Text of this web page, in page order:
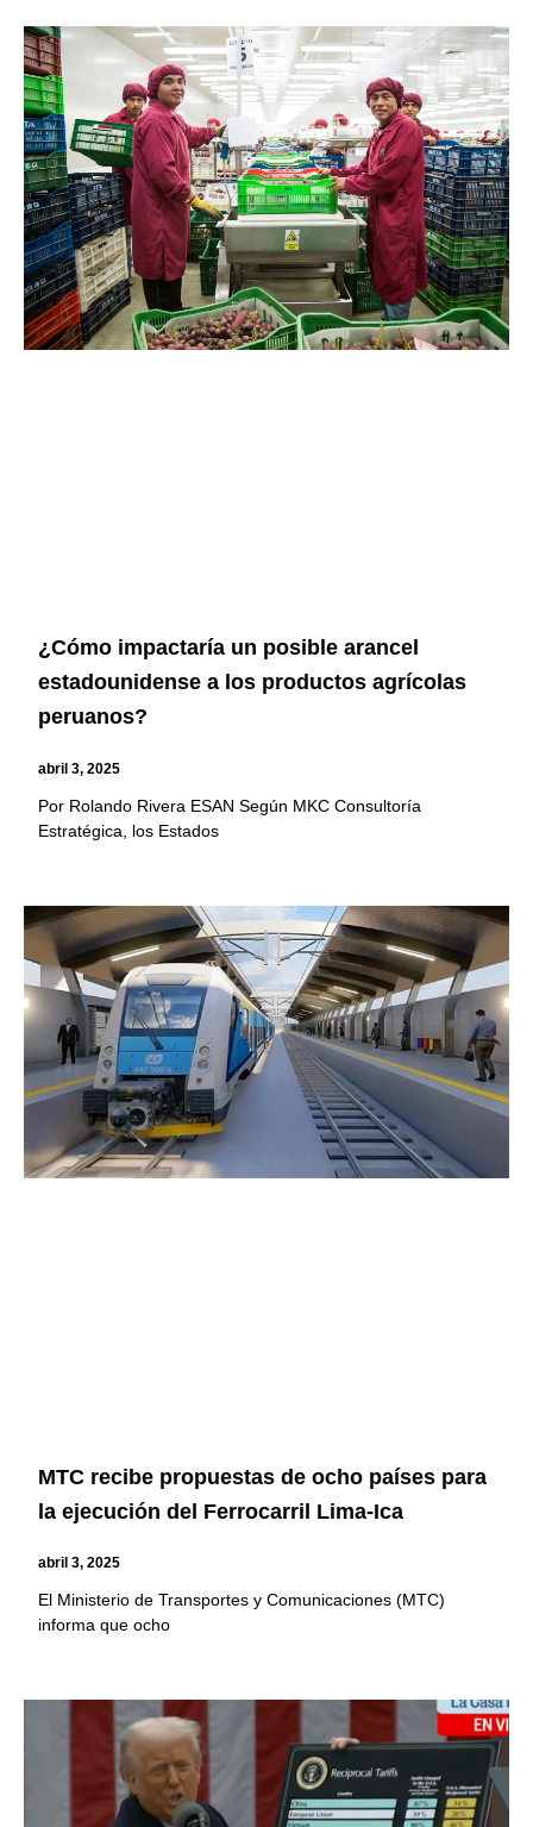
¿Cómo impactaría un posible arancel
estadounidense a los productos agrícolas
peruanos?
abril 3, 2025
Por Rolando Rivera ESAN Según MKC Consultoría
Estratégica, los Estados
MTC recibe propuestas de ocho países para
la ejecución del Ferrocarril Lima-Ica
abril 3, 2025
El Ministerio de Transportes y Comunicaciones (MTC)
informa que ocho